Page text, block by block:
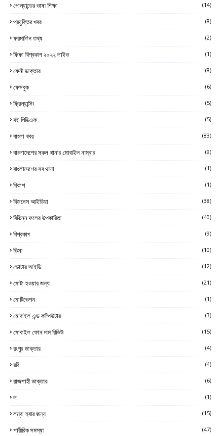
পোল্যান্ডের ভাষা শিক্ষা (14)
প্রযুক্তির খবর (8)
ফরমালিন তথ্য (2)
ফিফা বিশ্বকাপ ২০২২ লাইভ (1)
ফেনী ডাক্তার (8)
ফেসবুক (6)
ফ্রিল্যান্সিং (5)
বই পিডিএফ (5)
বাংলা খবর (83)
বাংলাদেশের সকল থানার মোবাইল নাম্বার (9)
বাংলাদেশের সব থানা (1)
বিকাশ (1)
বিজনেস আইডিয়া (38)
বিভিন্ন ফলের উপকারিতা (40)
বিশ্বকাপ (9)
ভিসা (10)
ভোটার আইডি (12)
মোটা হওয়ার জন্য (21)
মোটিভেশন (1)
মোবাইল এন্ড কম্পিউটার (3)
মোবাইল ফোন দাম রিভিউ (15)
রংপুর ডাক্তার (4)
রবি (4)
রাজশাহী ডাক্তার (6)
ল (1)
লম্বা হবার জন্য (15)
শারীরিক সমস্যা (47)